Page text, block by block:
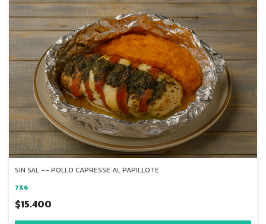
SIN SAL -- POLLO CAPRESSE AL PAPILLOTE
7X6
$15.400